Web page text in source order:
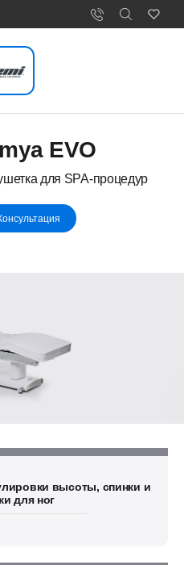
EVO
для SPA-процедур
высоты, спинки и
для ног